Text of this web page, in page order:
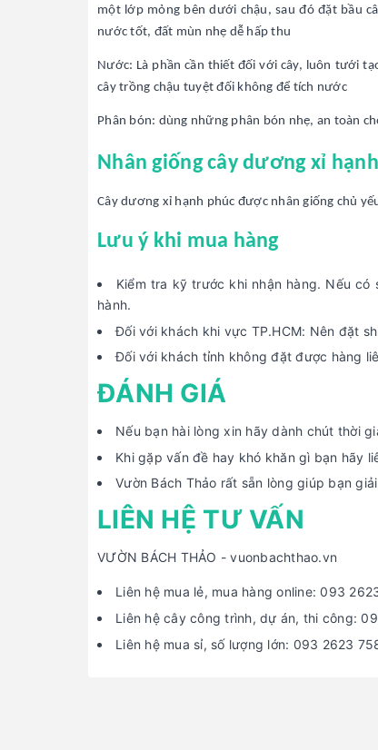
một lớp mỏng bên dưới chậu, sau đó đặt bầu
nước tốt, đất mùn nhẹ dễ hấp thu
Nước: Là phần cần thiết đối với cây, luôn tưới
cây trồng chậu tuyệt đối không để tích nước
Phân bón: dùng những phân bón nhẹ, an toàn
Nhân giống cây dương xỉ
Cây dương xỉ hạnh phúc được nhân giống chủ
Lưu ý khi mua hàng
Kiểm tra kỹ trước khi nhận hàng. Nếu
hành.
Đối với khách khi vực TP.HCM: Nên đặt
Đối với khách tỉnh không đặt được hàng
ĐÁNH GIÁ
Nếu bạn hài lòng xin hãy dành chút thời
Khi gặp vấn đề hay khó khăn gì bạn hãy
Vườn Bách Thảo rất sẵn lòng giúp bạn
LIÊN HỆ TƯ VẤN
VƯỜN BÁCH THẢO - vuonbachthao.vn
Liên hệ mua lẻ, mua hàng online: 093
Liên hệ cây công trình, dự án, thi công:
Liên hệ mua sỉ, số lượng lớn: 093 2623